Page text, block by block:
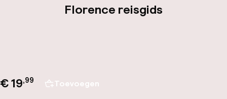
Florence reisgids
€ 19,99 Toevoegen